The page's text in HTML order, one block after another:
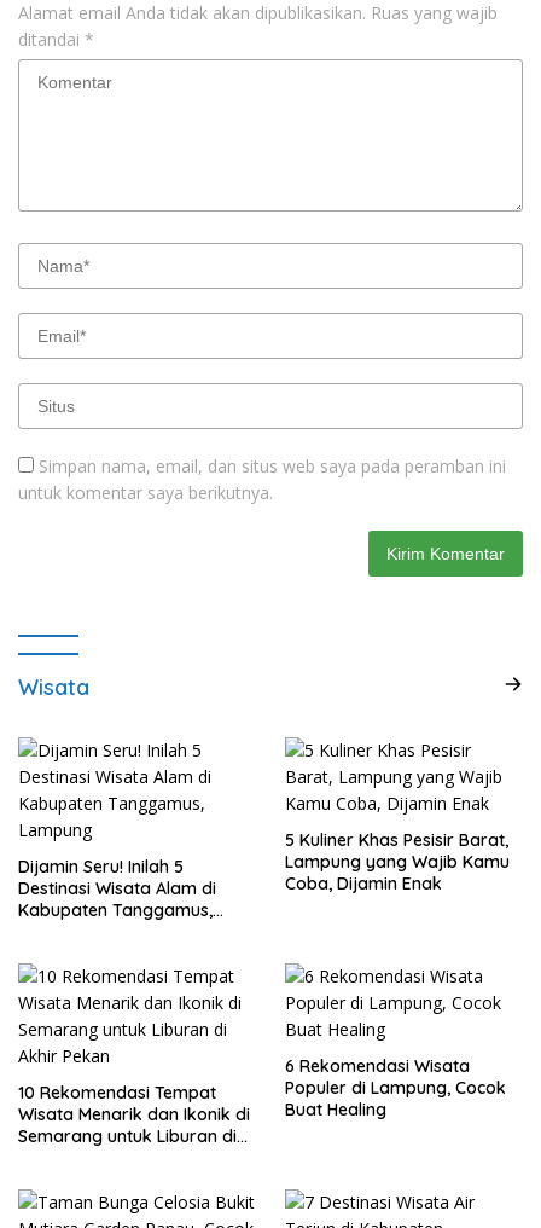
Alamat email Anda tidak akan dipublikasikan. Ruas yang wajib
ditandai *
Simpan nama, email, dan situs web saya pada peramban ini
untuk komentar saya berikutnya.
Wisata
Dijamin Seru! Inilah 5
Destinasi Wisata Alam di
Kabupaten Tanggamus,
5 Kuliner Khas Pesisir Barat,
Lampung yang Wajib Kamu
Coba, Dijamin Enak
10 Rekomendasi Tempat
Wisata Menarik dan Ikonik di
Semarang untuk Liburan di
6 Rekomendasi Wisata
Populer di Lampung, Cocok
Buat Healing